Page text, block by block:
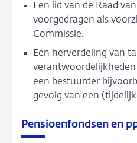
Een lid van de Raad
voorgedragen als
Commissie.
Een herverdeling van
een bestuurder
gevolg van een
Pensioenfondsen en